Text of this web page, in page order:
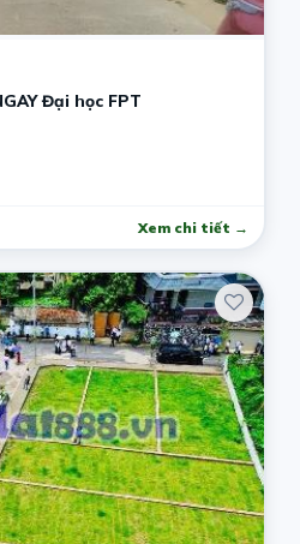
Đại học FPT
Xem chi tiết →